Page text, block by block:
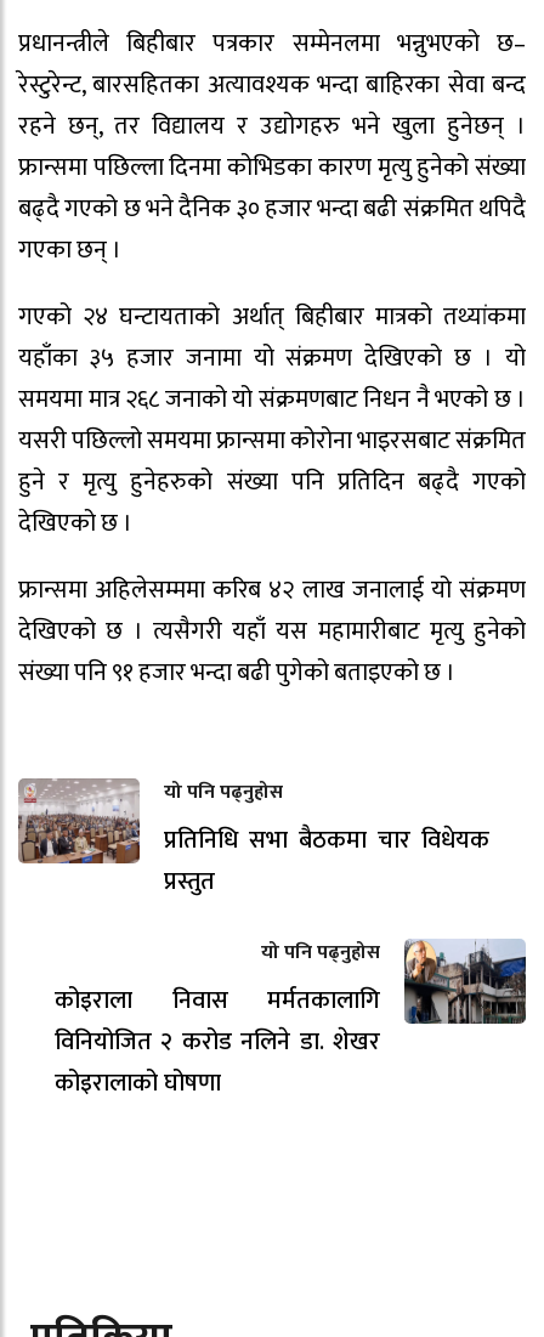
प्रधानन्त्रीले बिहीबार पत्रकार सम्मेनलमा भन्नुभएको छ–
रेस्टुरेन्ट, बारसहितका अत्यावश्यक भन्दा बाहिरका सेवा बन्द
रहने छन्, तर विद्यालय र उद्योगहरु भने खुला हुनेछन् ।
फ्रान्समा पछिल्ला दिनमा कोभिडका कारण मृत्यु हुनेको संख्या
बढ्दै गएको छ भने दैनिक ३० हजार भन्दा बढी संक्रमित थपिदै
गएका छन् ।
गएको २४ घन्टायताको अर्थात् बिहीबार मात्रको तथ्यांकमा
यहाँका ३५ हजार जनामा यो संक्रमण देखिएको छ । यो
समयमा मात्र २६८ जनाको यो संक्रमणबाट निधन नै भएको छ ।
यसरी पछिल्लो समयमा फ्रान्समा कोरोना भाइरसबाट संक्रमित
हुने र मृत्यु हुनेहरुको संख्या पनि प्रतिदिन बढ्दै गएको
देखिएको छ ।
फ्रान्समा अहिलेसम्ममा करिब ४२ लाख जनालाई यो संक्रमण
देखिएको छ । त्यसैगरी यहाँ यस महामारीबाट मृत्यु हुनेको
संख्या पनि ९१ हजार भन्दा बढी पुगेको बताइएको छ ।
यो पनि पढ्नुहोस
प्रतिनिधि सभा बैठकमा चार विधेयक
प्रस्तुत
यो पनि पढ्नुहोस
कोइराला निवास मर्मतकालागि
विनियोजित २ करोड नलिने डा. शेखर
कोइरालाको घोषणा